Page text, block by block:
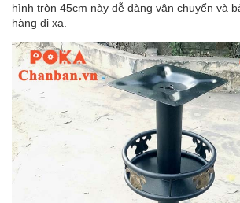
hình tròn 45cm này dễ dàng vận chuyển và
hàng đi xa.